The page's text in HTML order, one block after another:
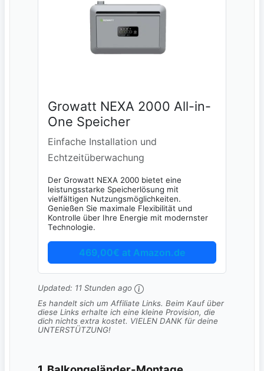
Growatt NEXA 2000 All-in-
One Speicher
Einfache Installation und
Echtzeitüberwachung
Der Growatt NEXA 2000 bietet eine
leistungsstarke Speicherlösung mit
vielfältigen Nutzungsmöglichkeiten.
Genießen Sie maximale Flexibilität und
Kontrolle über Ihre Energie mit modernster
Technologie.
469,00€ at Amazon.de
Updated: 11 Stunden ago
Es handelt sich um Affiliate Links. Beim Kauf über
diese Links erhalte ich eine kleine Provision, die
dich nichts extra kostet. VIELEN DANK für deine
UNTERSTÜTZUNG!